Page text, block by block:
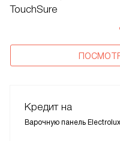
TouchSure
Кредит на
Варочную панель